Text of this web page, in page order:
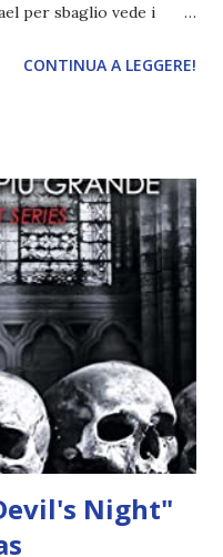
per sbaglio vede i
come combattere i puri.
di cosa pensano,
una strage, piuttosto è lì
puro" che
altri mezzi angeli, tipo
da altri ibridi, si reca
cercano nella
con gli angeli puri,
CONTINUA A LEGGERE!
Night"